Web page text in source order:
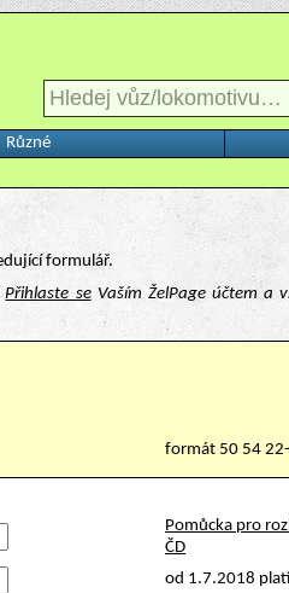
Různé
formulář.
Přihlaste seVaším ŽelPage účtem a
formát 50 54
Pomůcka pro
ČD
od 1.7.2018